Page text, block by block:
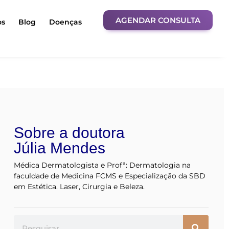
Blog Doenças AGENDAR CONSULTA
Sobre a doutora
Júlia Mendes
Médica Dermatologista e Profª: Dermatologia na
faculdade de Medicina FCMS e Especialização da SBD
em Estética. Laser, Cirurgia e Beleza.